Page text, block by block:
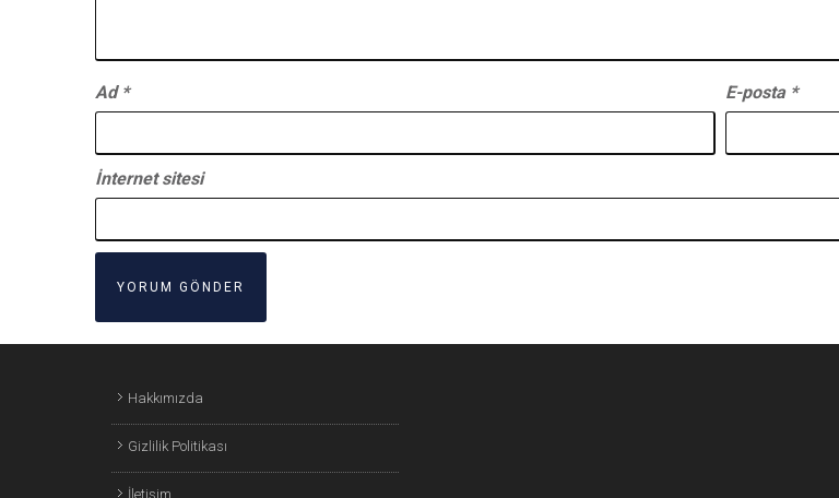
Ad * E-posta *
İnternet sitesi
Hakkımızda
Gizlilik Politikası
İletişim